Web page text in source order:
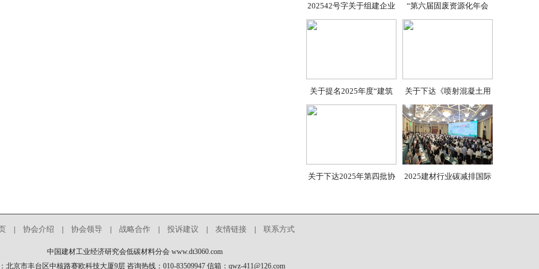
202542号字关于组建企业 “第六届固废资源化年会
关于提名2025年度“建筑 关于下达《喷射混凝土用
关于下达2025年第四批协 2025建材行业碳减排国际
协会介绍 协会领导 战略合作 投诉建议 友情链接 联系方式
中国建材工业经济研究会低碳材料分会 www.dt3060.com
北京市丰台区中核路赛欧科技大厦9层 咨询热线：010-83509947 信箱：qwz-411@126.com